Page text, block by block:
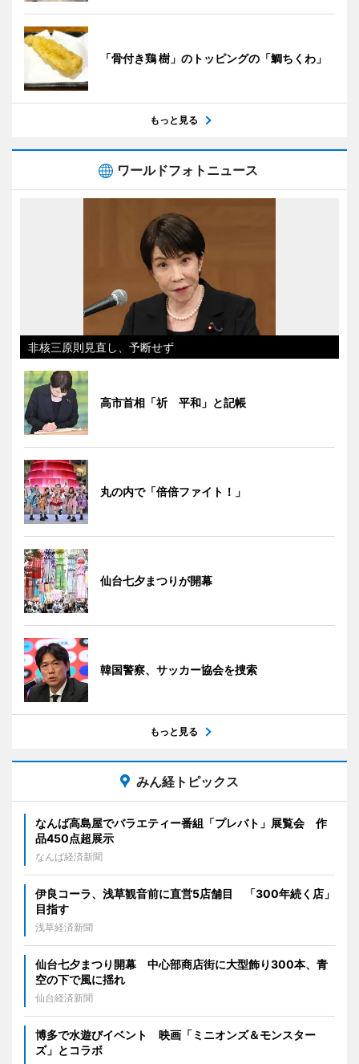
「骨付き鶏 樹」のトッピングの「鯛ちくわ」
もっと見る
ワールドフォトニュース
非核三原則見直し、予断せず
高市首相「祈 平和」と記帳
丸の内で「倍倍ファイト！」
仙台七夕まつりが開幕
韓国警察、サッカー協会を捜索
もっと見る
みん経トピックス
なんば高島屋でバラエティー番組「プレバト」展覧会 作
品450点超展示
なんば経済新聞
伊良コーラ、浅草観音前に直営5店舗目 「300年続く店」
目指す
浅草経済新聞
仙台七夕まつり開幕 中心部商店街に大型飾り300本、青
空の下で風に揺れ
仙台経済新聞
博多で水遊びイベント 映画「ミニオンズ＆モンスター
ズ」とコラボ